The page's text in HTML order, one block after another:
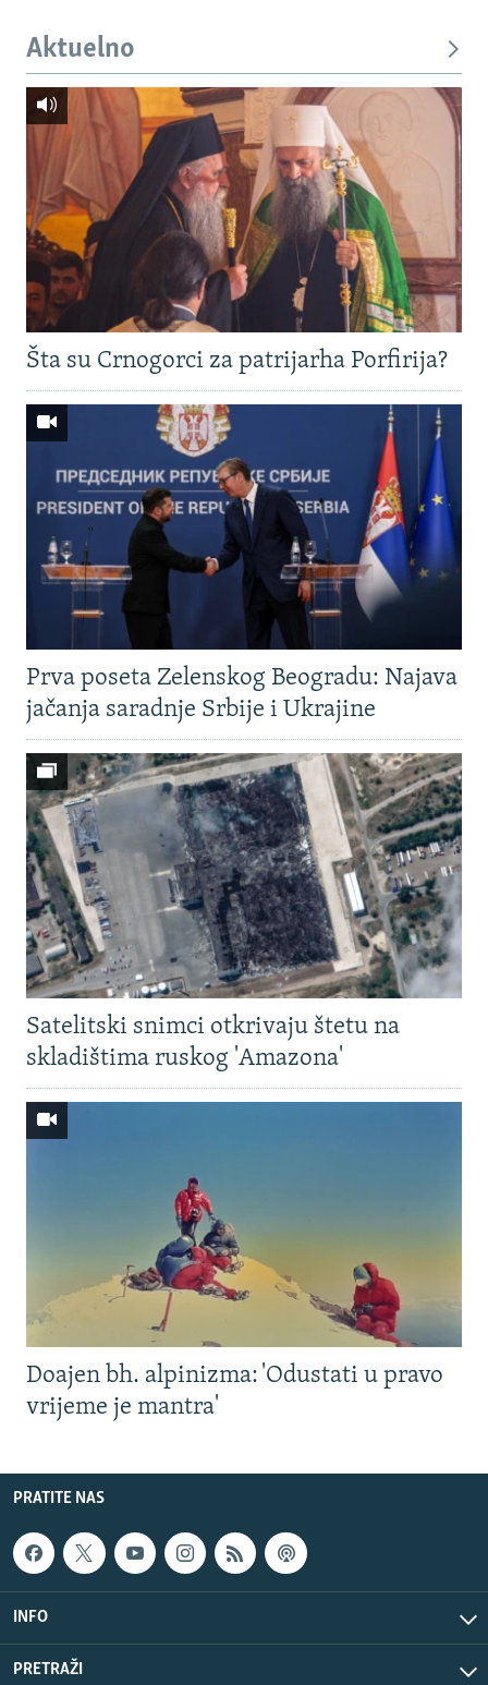
Aktuelno
Šta su Crnogorci za patrijarha Porfirija?
Prva poseta Zelenskog Beogradu: Najava
jačanja saradnje Srbije i Ukrajine
Satelitski snimci otkrivaju štetu na
skladištima ruskog 'Amazona'
Doajen bh. alpinizma: 'Odustati u pravo
vrijeme je mantra'
PRATITE NAS
INFO
PRETRAŽI